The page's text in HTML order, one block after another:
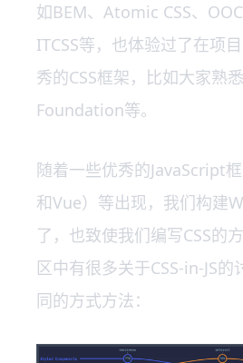
如BEM、Atomic CSS、
ITCSS等，也体验过了在项
秀的CSS框架，比如大家熟
Foundation等。
随着一些优秀的JavaScript
和Vue）等出现，我们构建
了，也致使我们编写CSS的
区中有很多关于CSS-in-JS
同的方式方法：